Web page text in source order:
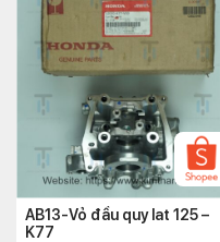
AB13-Vỏ đầu quy lat 125 –
K77